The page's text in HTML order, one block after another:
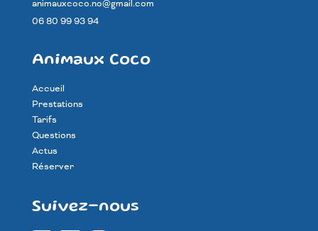
animauxcoco.no@gmail.com
06 80 99 93 94
Animaux Coco
Accueil
Prestations
Tarifs
Questions
Actus
Réserver
Suivez-nous